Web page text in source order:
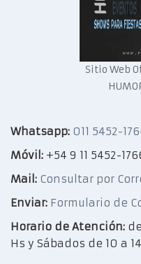
Sitio Web
Whatsapp: 011 5452-
Móvil: +54 9 11 5452-
Mail: Consultar por
Enviar: Formulario de
Horario de Atención:
Hs y Sábados de 10 a